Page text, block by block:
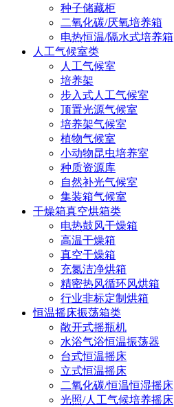
种子储藏柜
二氧化碳/厌氧培养箱
电热恒温/隔水式培养箱
人工气候室类
人工气候室
培养架
步入式人工气候室
顶置光源气候室
培养架气候室
植物气候室
小动物昆虫培养室
种质资源库
自然补光气候室
集装箱气候室
干燥箱真空烘箱类
电热鼓风干燥箱
高温干燥箱
真空干燥箱
充氮洁净烘箱
精密热风循环风烘箱
行业非标定制烘箱
恒温摇床振荡箱类
敞开式摇瓶机
水浴气浴恒温振荡器
台式恒温摇床
立式恒温摇床
二氧化碳/恒温恒湿摇床
光照/人工气候培养摇床